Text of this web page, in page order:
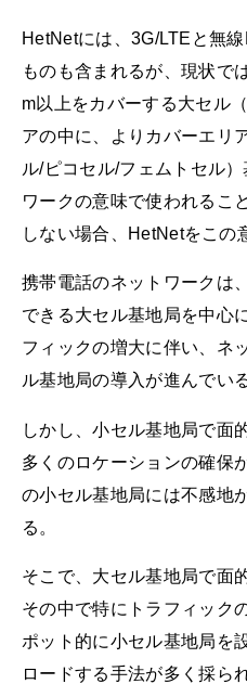
HetNetには、3G/LTEと無
ものも含まれるが、現状で
m以上をカバーする大セル
アの中に、よりカバーエリ
ル/ピコセル/フェムトセル
ワークの意味で使われるこ
しない場合、HetNetをこの
携帯電話のネットワークは
できる大セル基地局を中心
フィックの増大に伴い、ネ
ル基地局の導入が進んでいる
しかし、小セル基地局で面
多くのロケーションの確保
の小セル基地局には不感地
る。
そこで、大セル基地局で面
その中で特にトラフィック
ポット的に小セル基地局を
ロードする手法が多く採ら